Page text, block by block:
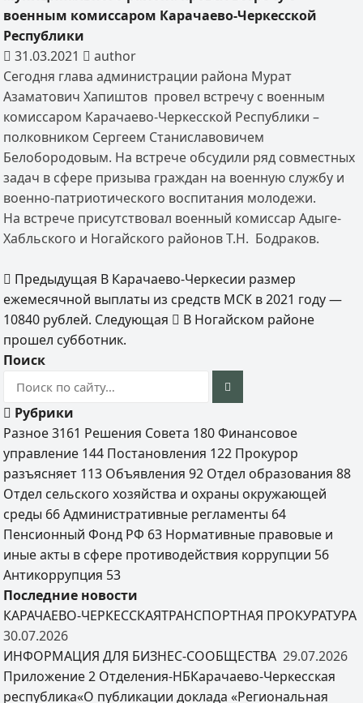
военным комиссаром Карачаево-Черкесской
Республики
31.03.2021
author
Сегодня глава администрации района Мурат
Азаматович Хапиштов провел встречу с военным
комиссаром Карачаево-Черкесской Республики –
полковником Сергеем Станиславовичем
Белобородовым. На встрече обсудили ряд совместных
задач в сфере призыва граждан на военную службу и
военно-патриотического воспитания молодежи.
На встрече присутствовал военный комиссар Адыге-
Хабльского и Ногайского районов Т.Н. Бодраков.
Предыдущая В Карачаево-Черкесии размер
ежемесячной выплаты из средств МСК в 2021 году —
10840 рублей. Следующая
В Ногайском районе
прошел субботник.
Поиск
Рубрики
Разное3161 Решения Совета 180 Финансовое
управление 144 Постановления 122 Прокурор
разъясняет 113 Объявления92 Отдел образования88
Отдел сельского хозяйства и охраны окружающей
среды 66 Административные регламенты 64
Пенсионный Фонд РФ 63 Нормативные правовые и
иные акты в сфере противодействия коррупции 56
Антикоррупция 53
Последние новости
КАРАЧАЕВО-ЧЕРКЕССКАЯТРАНСПОРТНАЯ ПРОКУРАТУРА
30.07.2026
ИНФОРМАЦИЯ ДЛЯ БИЗНЕС-СООБЩЕСТВА 29.07.2026
Приложение 2 Отделения-НБКарачаево-Черкесская
республика«О публикации доклада «Региональная